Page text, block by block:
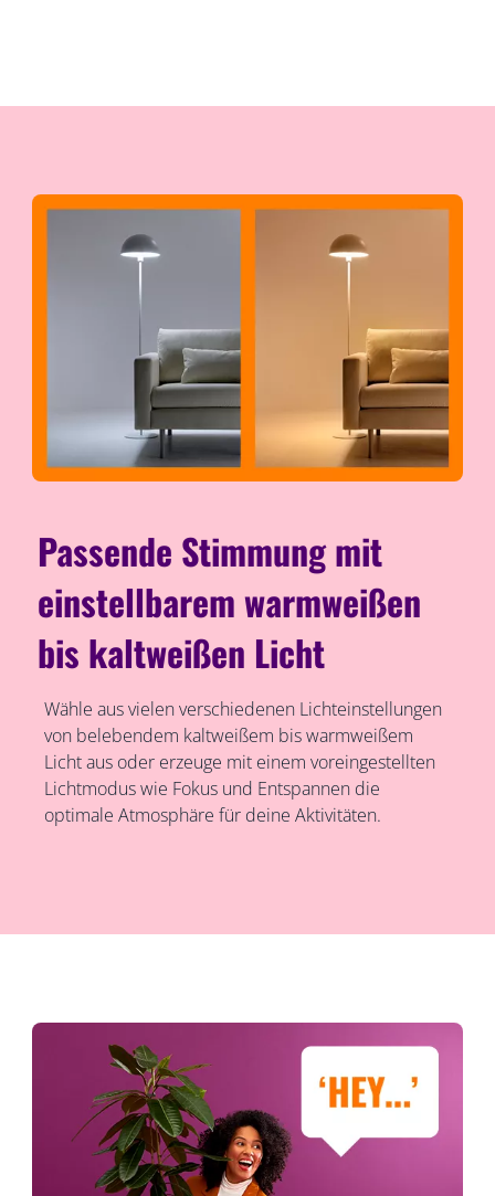
Passende Stimmung mit
einstellbarem warmweißen
bis kaltweißen Licht
Wähle aus vielen verschiedenen Lichteinstellungen
von belebendem kaltweißem bis warmweißem
Licht aus oder erzeuge mit einem voreingestellten
Lichtmodus wie Fokus und Entspannen die
optimale Atmosphäre für deine Aktivitäten.